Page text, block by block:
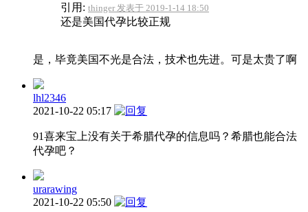
引用: thinger 发表于 2019-1-14 18:50
还是美国代孕比较正规
是，毕竟美国不光是合法，技术也先进。可是太贵了啊
lhl2346
2021-10-22 05:17
91喜来宝上没有关于希腊代孕的信息吗？希腊也能合法
代孕吧？
urarawing
2021-10-22 05:50